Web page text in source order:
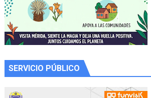
SERVICIO PÚBLICO